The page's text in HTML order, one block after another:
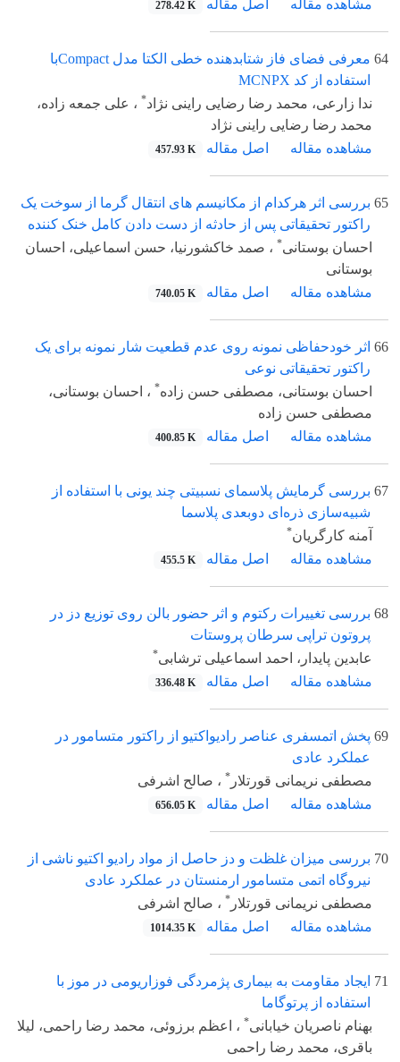
مشاهده مقاله اصل مقاله 278.42 K
64
معرفی فضای فاز شتابدهنده خطی الکتا مدل Compactبا
استفاده از کد MCNPX
ندا زارعی، محمد رضا رضایی راینی نژاد* ، علی جمعه زاده،
محمد رضا رضایی راینی نژاد
مشاهده مقاله
اصل مقاله 457.93 K
65 بررسی اثر هرکدام از مکانیسم های انتقال گرما از سوخت یک
راکتور تحقیقاتی پس از حادثه از دست دادن کامل خنک کننده
احسان بوستانی* ، صمد خاکشورنیا، حسن اسماعیلی، احسان
بوستانی
مشاهده مقاله
اصل مقاله 740.05 K
66 اثر خودحفاظی نمونه‌ روی عدم قطعیت شار نمونه برای یک
راکتور تحقیقاتی نوعی
احسان بوستانی، مصطفی حسن زاده* ، احسان بوستانی،
مصطفی حسن زاده
مشاهده مقاله
اصل مقاله 400.85 K
67 بررسی گرمایش پلاسمای نسبیتی چند یونی با استفاده از
شبیه‌سازی ذره‌ای دوبعدی پلاسما
آمنه کارگریان*
مشاهده مقاله اصل مقاله 455.5 K
68 بررسی تغییرات رکتوم و اثر حضور بالن روی توزیع دز در
پروتون تراپی سرطان پروستات
عابدین پایدار، احمد اسماعیلی ترشابی*
مشاهده مقاله اصل مقاله 336.48 K
69 پخش اتمسفری عناصر رادیواکتیو از راکتور متسامور در
عملکرد عادی
مصطفی نریمانی قورتلار * ، صالح اشرفی
مشاهده مقاله
اصل مقاله 656.05 K
70 بررسی میزان غلظت و دز حاصل از مواد رادیو اکتیو ناشی از
نیروگاه اتمی متسامور ارمنستان در عملکرد عادی
مصطفی نریمانی قورتلار * ، صالح اشرفی
مشاهده مقاله
اصل مقاله 1014.35 K
71 ایجاد مقاومت به بیماری پژمردگی فوزاریومی در موز با
استفاده از پرتوگاما
بهنام ناصریان خیابانی* ، اعظم برزوئی، محمد رضا راحمی، لیلا
باقری، محمد رضا راحمی